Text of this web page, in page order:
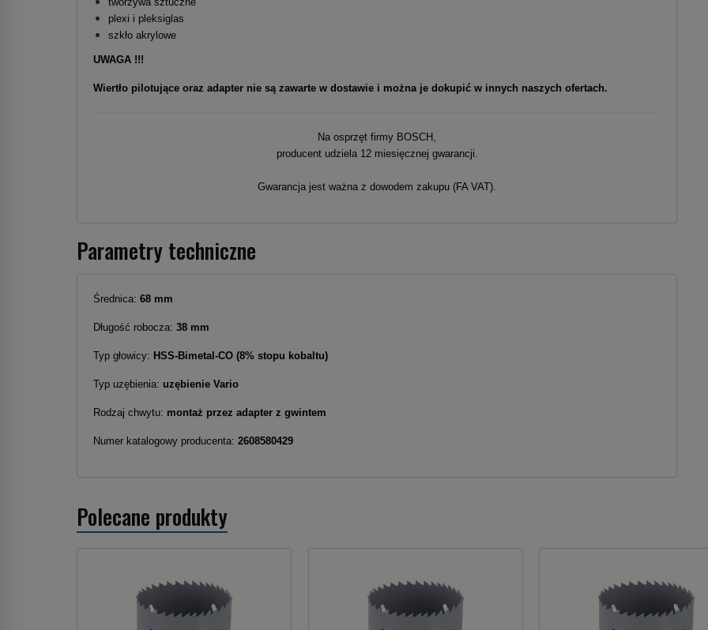
plexi i pleksiglas
szkło akrylowe
UWAGA !!!
Wiertło pilotujące oraz adapter nie są zawarte w dostawie i można je dokupić w innych naszych ofertach.
Na osprzęt firmy BOSCH,
producent udziela 12 miesięcznej gwarancji.
Gwarancja jest ważna z dowodem zakupu (FA VAT).
Parametry techniczne
Średnica: 68 mm
Długość robocza: 38 mm
Typ głowicy: HSS-Bimetal-CO (8% stopu kobaltu)
Typ uzębienia: uzębienie Vario
Rodzaj chwytu: montaż przez adapter z gwintem
Numer katalogowy producenta: 2608580429
Polecane produkty